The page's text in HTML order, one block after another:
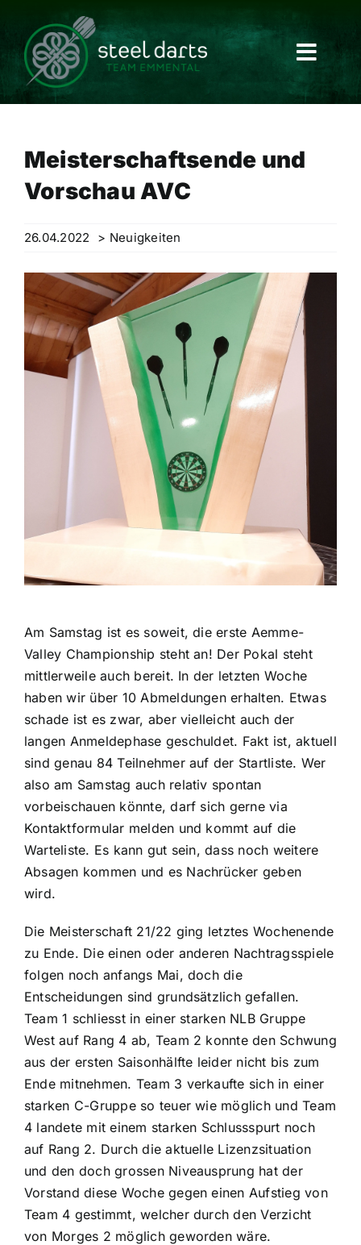
content
Meisterschaftsende und
Vorschau AVC
26.04.2022 > Neuigkeiten
Am Samstag ist es soweit, die erste Aemme-
Valley Championship steht an! Der Pokal steht
mittlerweile auch bereit. In der letzten Woche
haben wir über 10 Abmeldungen erhalten. Etwas
schade ist es zwar, aber vielleicht auch der
langen Anmeldephase geschuldet. Fakt ist, aktuell
sind genau 84 Teilnehmer auf der Startliste. Wer
also am Samstag auch relativ spontan
vorbeischauen könnte, darf sich gerne via
Kontaktformular melden und kommt auf die
Warteliste. Es kann gut sein, dass noch weitere
Absagen kommen und es Nachrücker geben
wird.
Die Meisterschaft 21/22 ging letztes Wochenende
zu Ende. Die einen oder anderen Nachtragsspiele
folgen noch anfangs Mai, doch die
Entscheidungen sind grundsätzlich gefallen.
Team 1 schliesst in einer starken NLB Gruppe
West auf Rang 4 ab, Team 2 konnte den Schwung
aus der ersten Saisonhälfte leider nicht bis zum
Ende mitnehmen. Team 3 verkaufte sich in einer
starken C-Gruppe so teuer wie möglich und Team
4 landete mit einem starken Schlussspurt noch
auf Rang 2. Durch die aktuelle Lizenzsituation
und den doch grossen Niveausprung hat der
Vorstand diese Woche gegen einen Aufstieg von
Team 4 gestimmt, welcher durch den Verzicht
von Morges 2 möglich geworden wäre.